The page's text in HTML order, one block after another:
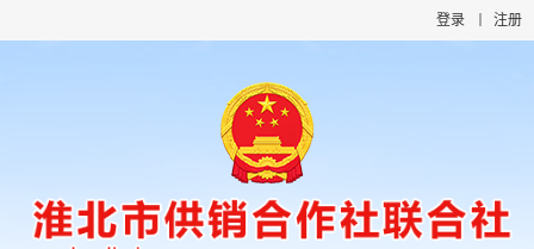
登录 注册